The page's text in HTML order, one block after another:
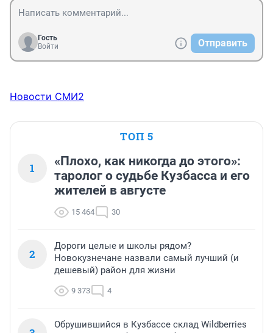
Гость
Войти
Отправить
Новости СМИ2
ТОП 5
1
«Плохо, как никогда до этого»:
таролог о судьбе Кузбасса и его
жителей в августе
15 464 30
2
Дороги целые и школы рядом?
Новокузнечане назвали самый лучший (и
дешевый) район для жизни
9 373 4
Обрушившийся в Кузбассе склад Wildberries